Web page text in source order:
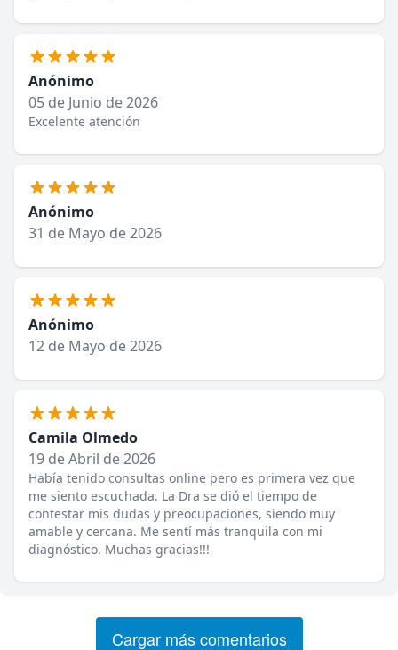
Anónimo
05 de Junio de 2026
Excelente atención
Anónimo
31 de Mayo de 2026
Anónimo
12 de Mayo de 2026
Camila Olmedo
19 de Abril de 2026
Había tenido consultas online pero es primera vez que
me siento escuchada. La Dra se dió el tiempo de
contestar mis dudas y preocupaciones, siendo muy
amable y cercana. Me sentí más tranquila con mi
diagnóstico. Muchas gracias!!!
Cargar más comentarios